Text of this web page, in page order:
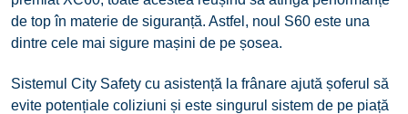
de top în materie de siguranță. Astfel, noul S60 este una
dintre cele mai sigure mașini de pe șosea.
Sistemul City Safety cu asistență la frânare ajută șoferul să
evite potențiale coliziuni și este singurul sistem de pe piață